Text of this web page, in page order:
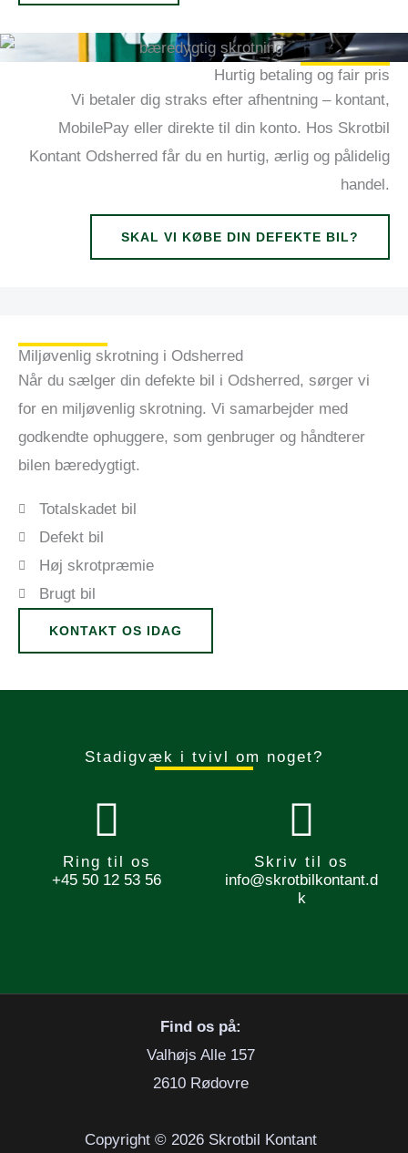
Hurtig betaling og fair pris
Vi betaler dig straks efter afhentning – kontant,
MobilePay eller direkte til din konto. Hos Skrotbil
Kontant Odsherred får du en hurtig, ærlig og pålidelig
handel.
SKAL VI KØBE DIN DEFEKTE BIL?
Miljøvenlig skrotning i Odsherred
Når du sælger din defekte bil i Odsherred, sørger vi
for en miljøvenlig skrotning. Vi samarbejder med
godkendte ophuggere, som genbruger og håndterer
bilen bæredygtigt.
Totalskadet bil
Defekt bil
Høj skrotpræmie
Brugt bil
KONTAKT OS IDAG
Stadigvæk i tvivl om noget?
Ring til os
+45 50 12 53 56
Skriv til os
info@skrotbilkontant.d
k
Find os på:
Valhøjs Alle 157
2610 Rødovre
Copyright © 2026 Skrotbil Kontant